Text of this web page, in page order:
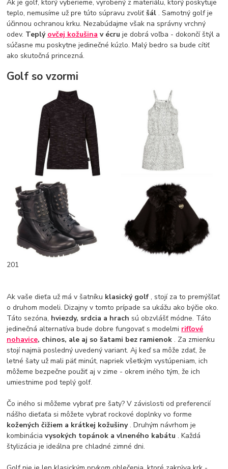
Ak je golf, ktorý vyberieme, vyrobený z materiálu, ktorý poskytuje
teplo, nemusíme už pre túto súpravu zvoliťšál. Samotný golf je
účinnou ochranou krku. Nezabúdajme však na správny vrchný
odev. Teplý ovčej kožušina v écruje dobrá voľba - dokončí štýl a
súčasne mu poskytne jedinečné kúzlo. Malý bedro sa bude cítiť
ako skutočná princezná.
Golf so vzormi
201
Ak vaše dieťa už má v šatníku klasický golf, stojí za to premýšľať
o druhom modeli. Dizajny v tomto prípade sa ukážu ako býčie oko.
Táto sezóna, hviezdy, srdcia a hrach sú obzvlášť módne. Táto
jedinečná alternatíva bude dobre fungovať s modelmi rifľové
nohavice, chinos, ale aj so šatami bez ramienok. Za zmienku
stojí najmä posledný uvedený variant. Aj keď sa môže zdať, že
letné šaty už mali päť minút, napriek všetkým vystúpeniam, ich
môžeme bezpečne použiť aj v zime - okrem iného tým, že ich
umiestnime pod teplý golf.
Čo iného si môžeme vybrať pre šaty? V závislosti od preferencií
nášho dieťaťa si môžete vybrať rockové doplnky vo forme
kožených čižiem a krátkej kožušiny. Druhým návrhom je
kombináciavysokých topánok a vlneného kabátu. Každá
štylizácia je ideálna pre chladné zimné dni.